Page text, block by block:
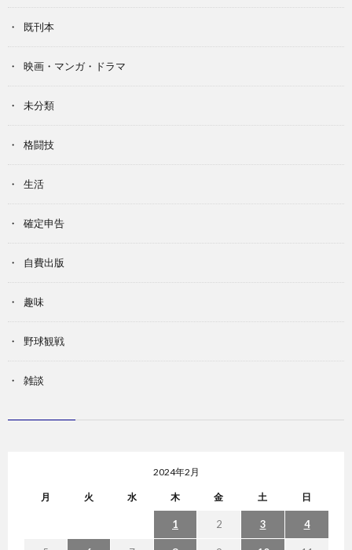
既刊本
映画・マンガ・ドラマ
未分類
格闘技
生活
確定申告
自費出版
趣味
野球観戦
雑談
2024年2月
月 火 水 木 金 土 日
1 2 3 4